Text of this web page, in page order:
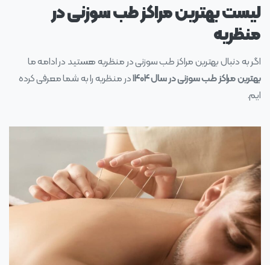
لیست بهترین مراکز طب سوزنی در
منظریه
اگر به دنبال بهترین مراکز طب سوزنی در منظریه هستید در ادامه ما
بهترین مراکز طب سوزنی در سال ۱۴۰۴
در منظریه را به شما معرفی کرده
ایم.